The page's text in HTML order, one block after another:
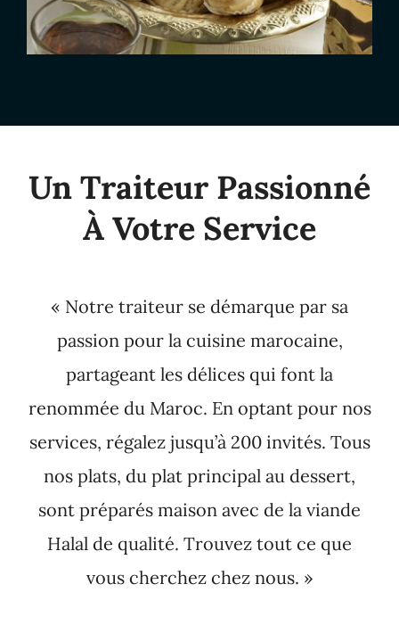
Un Traiteur Passionné
À Votre Service
« Notre traiteur se démarque par sa
passion pour la cuisine marocaine,
partageant les délices qui font la
renommée du Maroc. En optant pour nos
services, régalez jusqu’à 200 invités. Tous
nos plats, du plat principal au dessert,
sont préparés maison avec de la viande
Halal de qualité. Trouvez tout ce que
vous cherchez chez nous. »